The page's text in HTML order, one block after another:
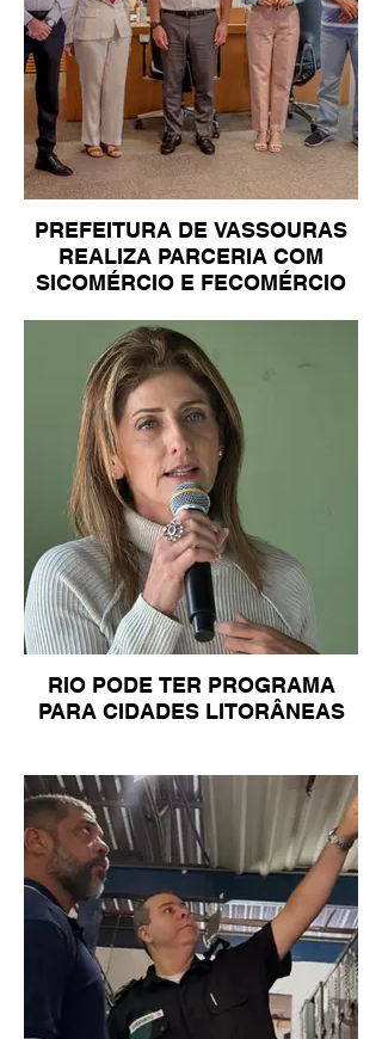
PREFEITURA DE VASSOURAS
REALIZA PARCERIA COM
SICOMÉRCIO E FECOMÉRCIO
RIO PODE TER PROGRAMA
PARA CIDADES LITORÂNEAS